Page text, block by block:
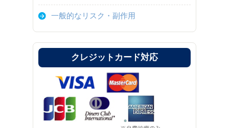
一般的なリスク・副作用
クレジットカード対応